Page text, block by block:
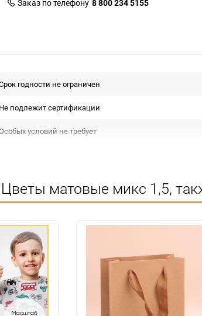
Заказ по телефону 8 800 234 5155
годности не ограничен
Не подлежит сертификации
условий не требует
матовые микс 1,5,